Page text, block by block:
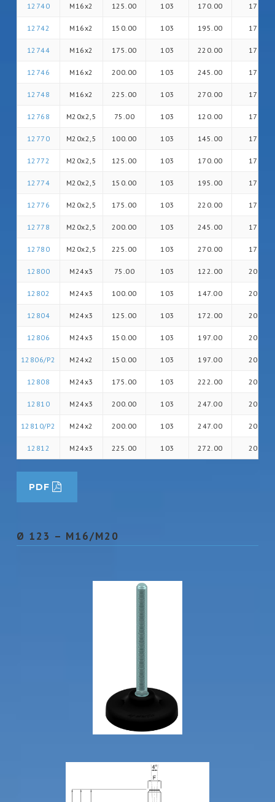
12740 M16x2 125.00 103 170.00 17
12742 M16x2 150.00 103 195.00 17
12744 M16x2 175.00 103 220.00 17
12746 M16x2 200.00 103 245.00 17
12748 M16x2 225.00 103 270.00 17
12768 M20x2,5 75.00 103 120.00 17
12770 M20x2,5 100.00 103 145.00 17
12772 M20x2,5 125.00 103 170.00 17
12774 M20x2,5 150.00 103 195.00 17
12776 M20x2,5 175.00 103 220.00 17
12778 M20x2,5 200.00 103 245.00 17
12780 M20x2,5 225.00 103 270.00 17
12800 M24x3 75.00 103 122.00 20
12802 M24x3 100.00 103 147.00 20
12804 M24x3 125.00 103 172.00 20
12806 M24x3 150.00 103 197.00 20
12806/P2 M24x2 150.00 103 197.00 20
12808 M24x3 175.00 103 222.00 20
12810 M24x3 200.00 103 247.00 20
12810/P2 M24x2 200.00 103 247.00 20
12812 M24x3 225.00 103 272.00 20
PDF
Ø 123 – M16/M20